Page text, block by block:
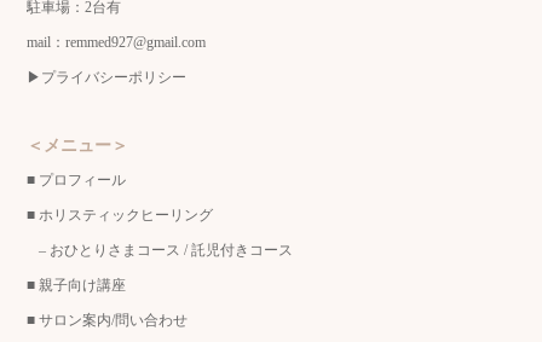
駐車場：2台有
mail：remmed927@gmail.com
▶︎ プライバシーポリシー
＜メニュー＞
■ プロフィール
■ ホリスティックヒーリング
– おひとりさまコース /託児付きコース
■ 親子向け講座
■ サロン案内/問い合わせ